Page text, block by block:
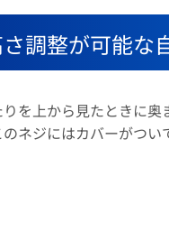
調整が可能な
を上から見たときに
ネジにはカバーがつ